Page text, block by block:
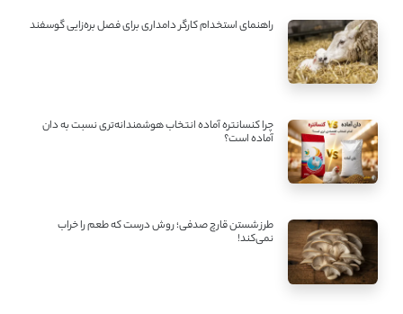
راهنمای استخدام کارگر دامداری برای فصل بره‌زایی گوسفند
چرا کنسانتره آماده انتخاب هوشمندانه‌تری نسبت به دان
آماده است؟
طرز شستن قارچ صدفی؛ روش درست که طعم را خراب
نمی‌کند!